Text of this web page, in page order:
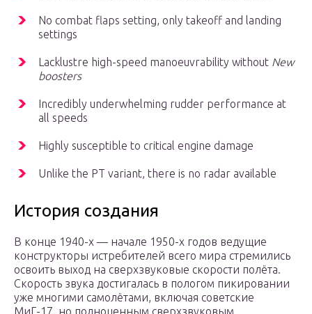
No combat flaps setting, only takeoff and landing
settings
Lacklustre high-speed manoeuvrability without New
boosters
Incredibly underwhelming rudder performance at
all speeds
Highly susceptible to critical engine damage
Unlike the PT variant, there is no radar available
История создания
В конце 1940-х — начале 1950-х годов ведущие
конструкторы истребителей всего мира стремились
освоить выход на сверх­звуковые скорости полёта.
Скорость звука достигалась в пологом пики­ровании
уже многими самолётами, включая советские
МиГ-17, но полноценным сверхзвуковым